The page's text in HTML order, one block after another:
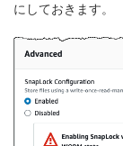
にしておきます。